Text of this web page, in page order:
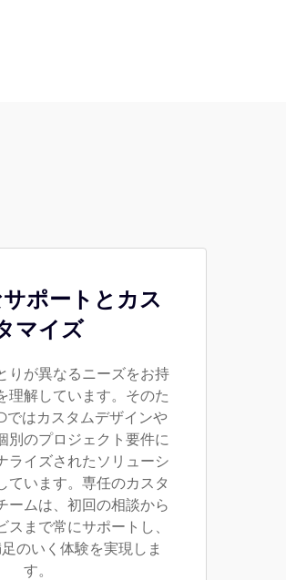
ポートとカス
マイズ
りが異なるニーズをお持
理解しています。そのた
ではカスタムデザインや
別のプロジェクト要件に
ライズされたソリューシ
ています。専任のカスタ
ームは、初回の相談から
スまで常にサポートし、
のいく体験を実現しま
す。